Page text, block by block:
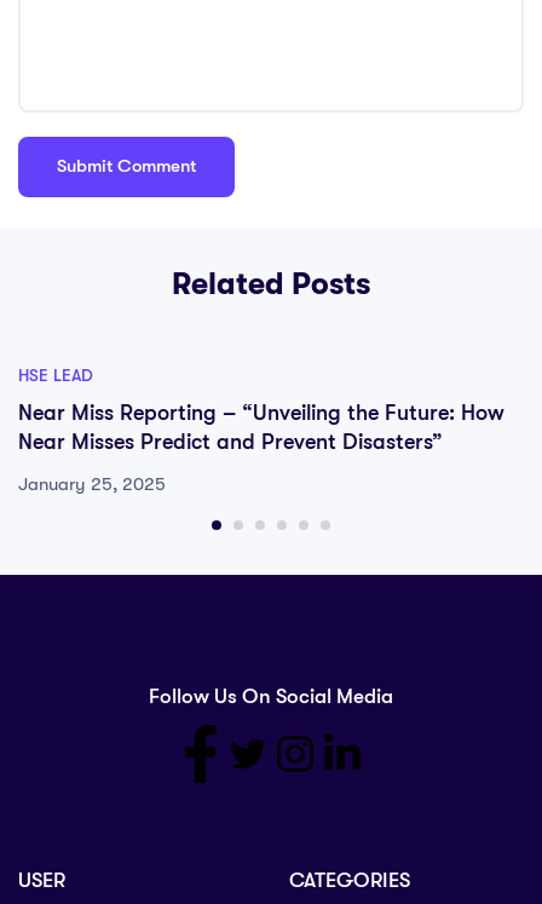
Related Posts
HSE LEAD
Near Miss Reporting – “Unveiling the Future: How
Near Misses Predict and Prevent Disasters”
January 25, 2025
Follow Us On Social Media
USER CATEGORIES